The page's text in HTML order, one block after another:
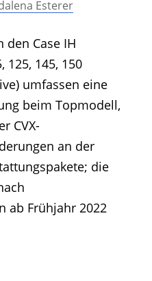
Archiv
Marke
Esterer
den Case IH
125, 145, 150
umfassen eine
beim Topmodell,
CVX-
an der
die
ab Frühjahr 2022